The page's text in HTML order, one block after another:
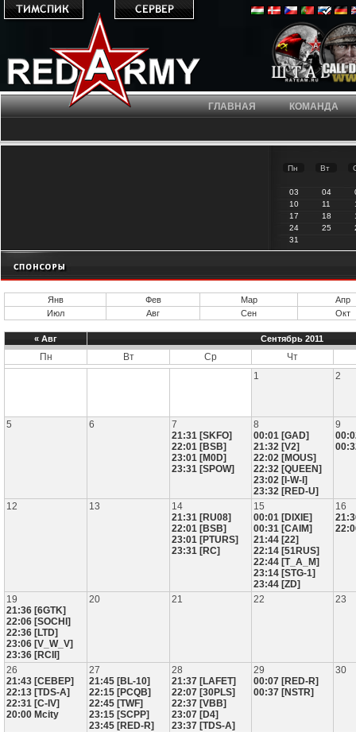
ГЛАВНАЯ КОМАНДА
Пн Вт
03 04
10
11
17
18
24
25
31
Янв Фев Мар
Апр
Июл
Авг Сен Окт
« Авг Сентябрь 2011
Пн Вт Ср
Чт
1
2
5 6
7
21:31 [SKFO]
22:01 [BSB]
23:01 [M0D]
23:31 [SPOW]
8
00:01 [GAD]
21:32 [V2]
22:02 [MOUS]
22:32 [QUEEN]
23:02 [I-W-I]
23:32 [RED-U]
9
12 13
14
21:31 [RU08]
22:01 [BSB]
23:01 [PTURS]
23:31 [RC]
15
00:01 [DIXIE]
00:31 [CAIM]
21:44 [22]
22:14 [51RUS]
22:44 [T_A_M]
23:14 [STG-1]
23:44 [ZD]
16
19
21:36 [6GTK]
22:06 [SOCHI]
22:36 [LTD]
23:06 [V_W_V]
23:36 [RCII]
20 21 22 23
26
21:43 [CEBEP]
22:13 [TDS-A]
22:31 [C-IV]
20:00 Mcity
27
21:45 [BL-10]
22:15 [PCQB]
22:45 [TWF]
23:15 [SCPP]
23:45 [RED-R]
28
21:37 [LAFET]
22:07 [30PLS]
22:37 [VBB]
23:07 [D4]
23:37 [TDS-A]
29
00:07 [RED-R]
00:37 [NSTR]
30